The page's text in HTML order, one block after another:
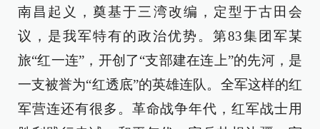
南昌起义，奠基于三湾改编，定型于古田会
议，是我军特有的政治优势。第83集团军某
旅“红一连”，开创了“支部建在连上”的先河，是
一支被誉为“红透底”的英雄连队。全军这样的红
军营连还有很多。革命战争年代，红军战士用